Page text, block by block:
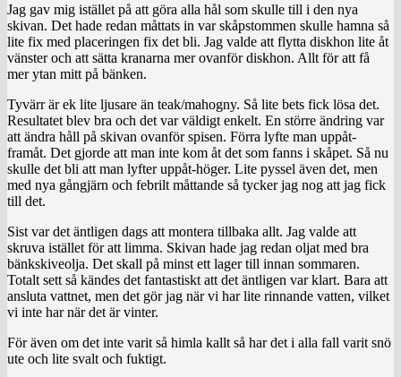
Jag gav mig istället på att göra alla hål som skulle till i den nya
skivan. Det hade redan måttats in var skåpstommen skulle hamna så
lite fix med placeringen fix det bli. Jag valde att flytta diskhon lite åt
vänster och att sätta kranarna mer ovanför diskhon. Allt för att få
mer ytan mitt på bänken.
Tyvärr är ek lite ljusare än teak/mahogny. Så lite bets fick lösa det.
Resultatet blev bra och det var väldigt enkelt. En större ändring var
att ändra håll på skivan ovanför spisen. Förra lyfte man uppåt-
framåt. Det gjorde att man inte kom åt det som fanns i skåpet. Så nu
skulle det bli att man lyfter uppåt-höger. Lite pyssel även det, men
med nya gångjärn och febrilt måttande så tycker jag nog att jag fick
till det.
Sist var det äntligen dags att montera tillbaka allt. Jag valde att
skruva istället för att limma. Skivan hade jag redan oljat med bra
bänkskiveolja. Det skall på minst ett lager till innan sommaren.
Totalt sett så kändes det fantastiskt att det äntligen var klart. Bara att
ansluta vattnet, men det gör jag när vi har lite rinnande vatten, vilket
vi inte har när det är vinter.
För även om det inte varit så himla kallt så har det i alla fall varit snö
ute och lite svalt och fuktigt.